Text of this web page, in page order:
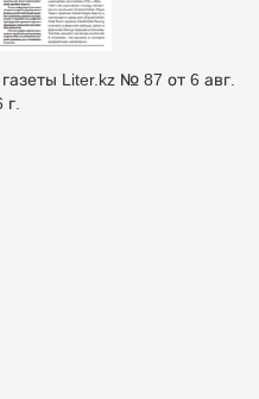
Liter.kz № 87 от 6 авг.
г.